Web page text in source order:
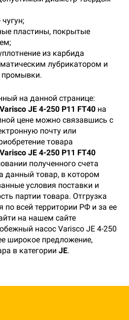
пластины, покрытые
из карбида
лубрикатором и
на данной странице:
JE 4-250 P11 FT40 на
цене можно связавшись с
почту или
товара
JE 4-250 P11 FT40
полученного счета
данный товар, в котором
условия поставки и
партии товара. Отгрузка
по всей территории РФ и за ее
на нашем сайте
насос Varisco JE 4-250
широкое предложение,
в категории JE.